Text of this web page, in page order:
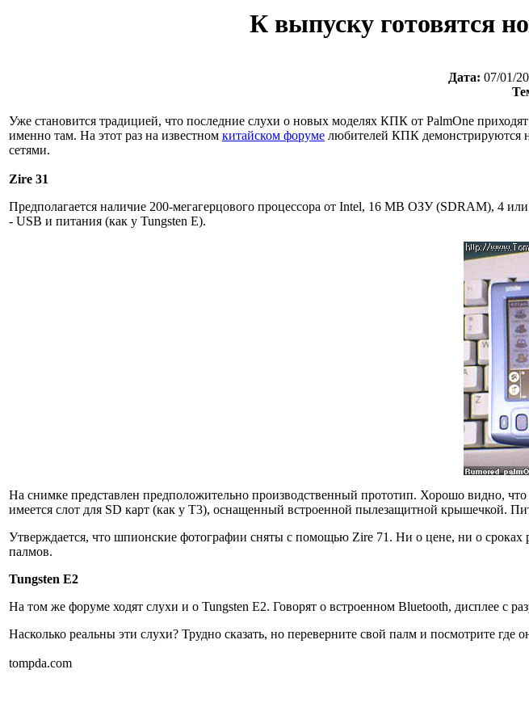
К выпуску готовятся
Дата: 07/01/
Уже становится традицией, что последние слухи о новых моделях КПК от PalmOne
именно там. На этот раз на известном китайском форуме любителей КПК демонстрируются
сетями.
Zire 31
Предполагается наличие 200-мегагерцового процессора от Intel, 16 MB ОЗУ (SDRAM), 4
- USB и питания (как у Tungsten E).
На снимке представлен предположительно производственный прототип. Хорошо видно,
имеется слот для SD карт (как у T3), оснащенный встроенной пылезащитной крышечкой.
Утверждается, что шпионские фотографии сняты с помощью Zire 71. Ни о цене, ни о сроках
палмов.
Tungsten E2
На том же форуме ходят слухи и о Tungsten E2. Говорят о встроенном Bluetooth, дисплее с
Насколько реальны эти слухи? Трудно сказать, но переверните свой палм и посмотрите где
tompda.com